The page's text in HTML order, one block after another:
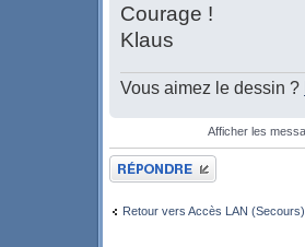
Courage !
Klaus
Vous aimez le dessin ?
Afficher les
Publier une réponse
Retour vers Accès LAN (Secours)